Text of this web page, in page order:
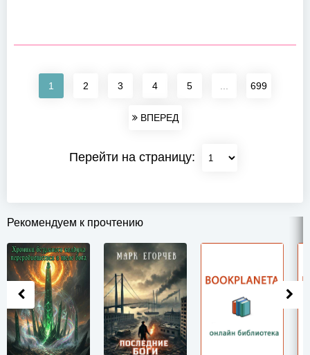
1 2 3 4 5 ... 699
ВПЕРЕД
Перейти на страницу:
Рекомендуем к прочтению